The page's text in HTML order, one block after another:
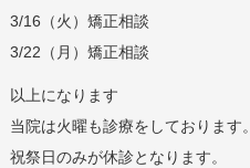
3/16（火）矯正相談
3/22（月）矯正相談
以上になります
当院は火曜も診療をしております。
祝祭日のみが休診となります。